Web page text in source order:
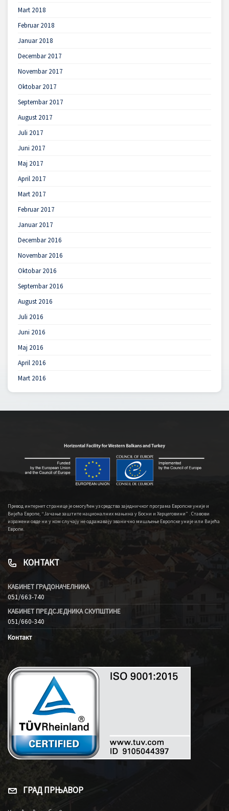
Mart 2018
Februar 2018
Januar 2018
Decembar 2017
Novembar 2017
Oktobar 2017
Septembar 2017
August 2017
Juli 2017
Juni 2017
Maj 2017
April 2017
Mart 2017
Februar 2017
Januar 2017
Decembar 2016
Novembar 2016
Oktobar 2016
Septembar 2016
August 2016
Juli 2016
Juni 2016
Maj 2016
April 2016
Mart 2016
Превод интернет странице је омогућен уз средства заједничког програма Европске уније и
Вијећа Европе, “Јачање заштите националних мањина у Босни и Херцеговини” . Ставови
изражени овде ни у ком случају не одражавају званично мишљење Европске уније или Вијећа
Европе.
КОНТАКТ
КАБИНЕТ ГРАДОНАЧЕЛНИКА
051/663-740
КАБИНЕТ ПРЕДСЈЕДНИКА СКУПШТИНЕ
051/660-340
Контакт
ГРАД ПРЊАВОР